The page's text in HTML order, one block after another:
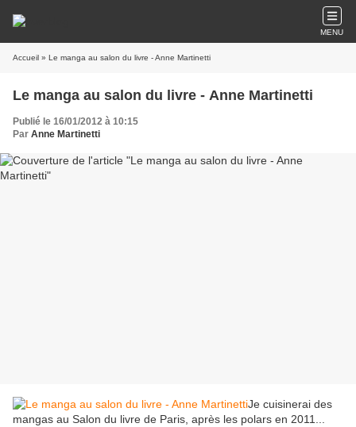
MENU
Accueil » Le manga au salon du livre - Anne Martinetti
Le manga au salon du livre - Anne Martinetti
Publié le 16/01/2012 à 10:15
Par Anne Martinetti
Je cuisinerai des
mangas au Salon du livre de Paris, après les polars en 2011...